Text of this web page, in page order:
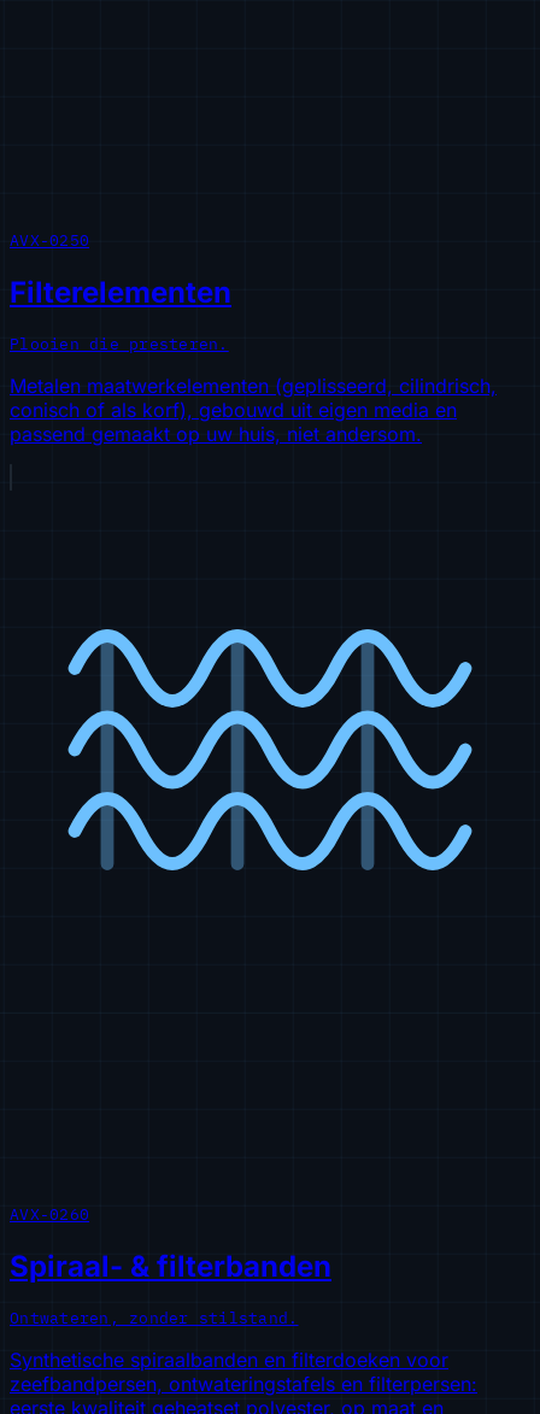
AVX-0250
Filterelementen
Plooien die presteren.
Metalen maatwerkelementen (geplisseerd, cilindrisch,
conisch of als korf), gebouwd uit eigen media en
passend gemaakt op uw huis, niet andersom.
AVX-0260
Spiraal- & filterbanden
Ontwateren, zonder stilstand.
Synthetische spiraalbanden en filterdoeken voor
zeefbandpersen, ontwateringstafels en filterpersen:
eerste kwaliteit geheatset polyester, op maat en